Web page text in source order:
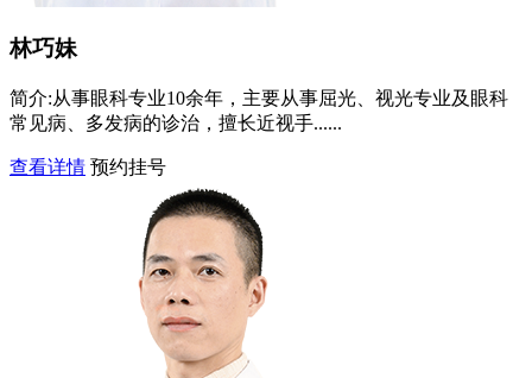
林巧妹
简介:从事眼科专业10余年，主要从事屈光、视光专业及眼科
常见病、多发病的诊治，擅长近视手......
查看详情 预约挂号